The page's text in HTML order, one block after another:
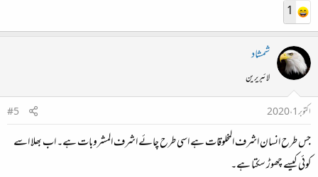
1
شمشاد
لائبریرین
اکتوبر 1، 2020
#5
جس طرح انسان اشرف المخلوقات ہے اسی طرح چائے اشرف المشروبات ہے۔ اب بھلا اسے
کوئی کیسے چھوڑ سکتا ہے۔